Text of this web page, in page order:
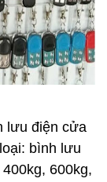
lưu điện cửa
bình lưu
600kg,